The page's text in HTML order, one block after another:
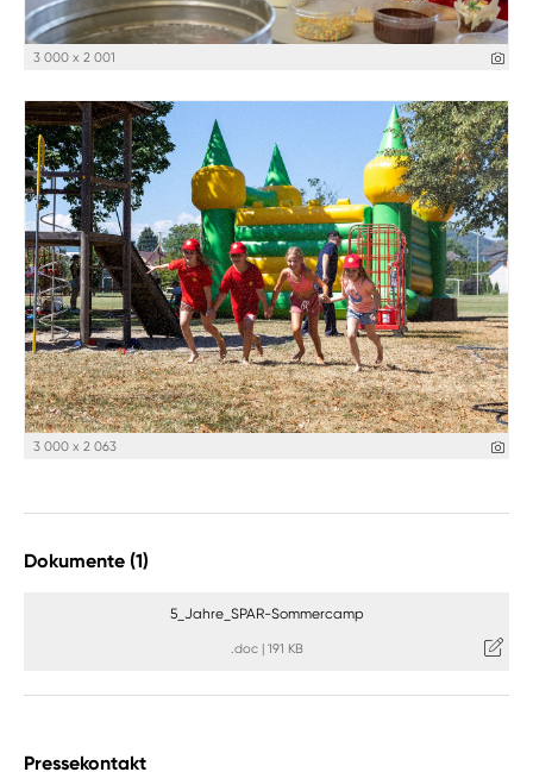
3 000 x 2 001
3 000 x 2 063
Dokumente (1)
5_Jahre_SPAR-Sommercamp
.doc| 191 KB
Pressekontakt